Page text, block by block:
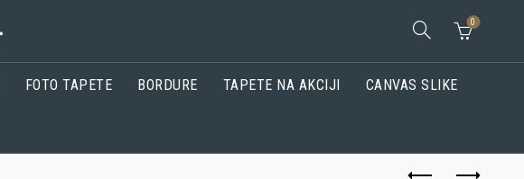
0
FOTO TAPETE BORDURE TAPETE NA AKCIJI CANVAS SLIKE